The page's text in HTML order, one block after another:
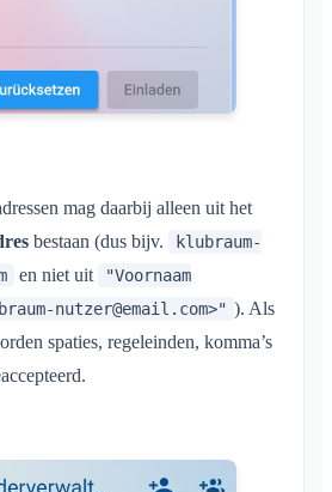
mag daarbij alleen uit het
bestaan (dus bijv.
klubraum-
en niet uit
"Voornaam
nutzer@email.com>" ). Als
spaties, regeleinden, komma’s